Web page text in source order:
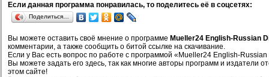
Если данная программа понравилась, то поделитесь её в соцсетях:
Поделиться…
Вы можете оставить своё мнение о программе Mueller24 English-Russian
комментарии, а также сообщить о битой ссылке на скачивание.
Если у Вас есть вопрос по работе с программой «Mueller24 English-
Вы можете задать его здесь, так как многие авторы программ и издатели
этом сайте!